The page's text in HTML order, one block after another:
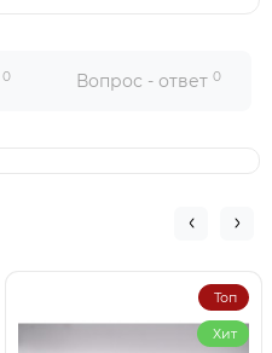
0 Вопрос - ответ 0
Топ
Хит